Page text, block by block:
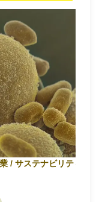
/ サステナビリティ・